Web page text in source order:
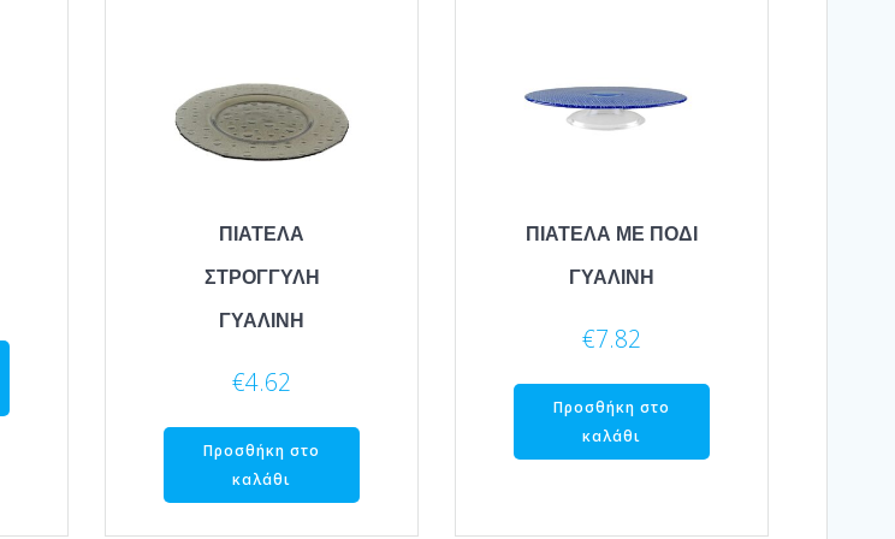
ΠΙΑΤΕΛΑ
ΣΤΡΟΓΓΥΛΗ
ΓΥΑΛΙΝΗ
€4.62
Προσθήκη στο
καλάθι
ΠΙΑΤΕΛΑ ΜΕ ΠΟΔΙ
ΓΥΑΛΙΝΗ
€7.82
Προσθήκη στο
καλάθι